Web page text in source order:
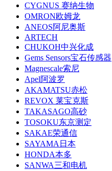
CYGNUS 赛纳生物
OMRON欧姆龙
ANEOS阿尼奥斯
ARTECH
CHUKOH中兴化成
Gems Sensors宝石传感器
Magnescale索尼
Apel阿波罗
AKAMATSU赤松
REVOX 莱宝克斯
TAKASAGO高砂
TOSOKU东京测定
SAKAE荣通信
SAYAMA日本
HONDA本多
SANWA三和电机